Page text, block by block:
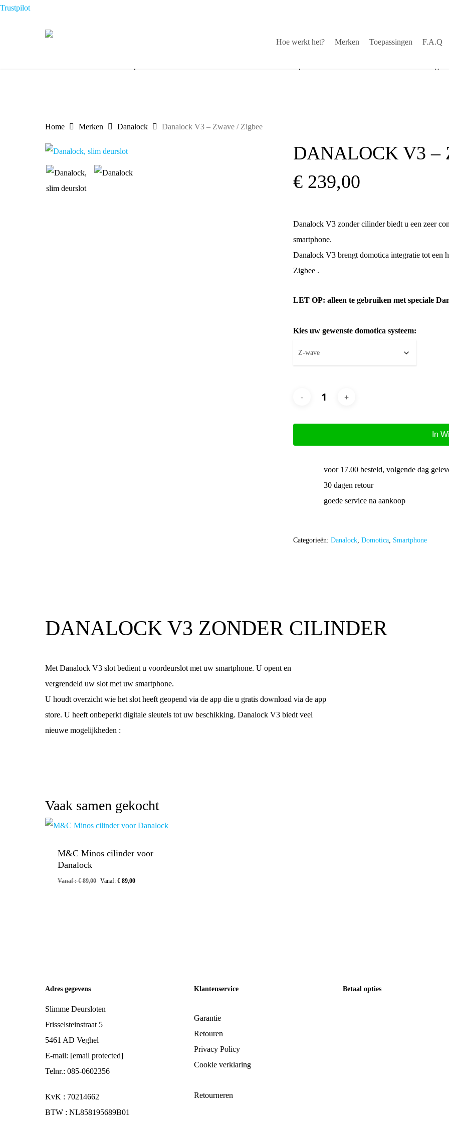
Skip
Trustpilot
Hoe werkt het? Merken Toepassingen F.A.Q
Home Merken Danalock Danalock V3 – Zwave / Zigbee
DANALOCK V3 –
€239,00
Danalock V3 zonder cilinder biedt u een zeer
smartphone.
Danalock V3 brengt domotica integratie tot
Zigbee .
LET OP: alleen te gebruiken met speciale
Kies uw gewenste domotica systeem:
In
voor 17.00 besteld, volgende dag
30 dagen retour
goede service na aankoop
Categorieën: Danalock, Domotica, Smartphone
DANALOCK V3 ZONDER CILINDER
Met Danalock V3 slot bedient u voordeurslot met uw smartphone. U opent en
vergrendeld uw slot met uw smartphone.
U houdt overzicht wie het slot heeft geopend via de app die u gratis download via de app
store. U heeft onbeperkt digitale sleutels tot uw beschikking. Danalock V3 biedt veel
nieuwe mogelijkheden :
Vaak samen gekocht
M&C Minos cilinder voor
Danalock
Vanaf :€89,00 Vanaf:€ 89,00
Adres gegevens
Slimme Deursloten
Frisselsteinstraat 5
5461 AD Veghel
E-mail: [email protected]
Telnr.: 085-0602356
KvK : 70214662
BTW : NL858195689B01
Klantenservice
Garantie
Retouren
Privacy Policy
Cookie verklaring
Retourneren
Betaal opties